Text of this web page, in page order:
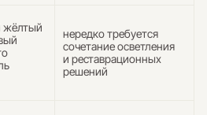
нередко требуется
сочетание осветления
и реставрационных
решений